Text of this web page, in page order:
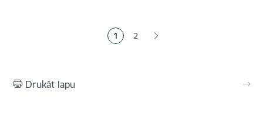
Pašreizējā lapa
1 Lapa
2
Drukāt lapu